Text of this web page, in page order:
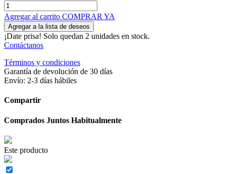
Agregar al carrito COMPRAR YA
Agregar a la lista de deseos
¡Date prisa! Solo quedan 2 unidades en stock.
Contáctanos
Términos y condiciones
Garantía de devolución de 30 días
Envío: 2-3 días hábiles
Compartir
Comprados Juntos Habitualmente
Este producto